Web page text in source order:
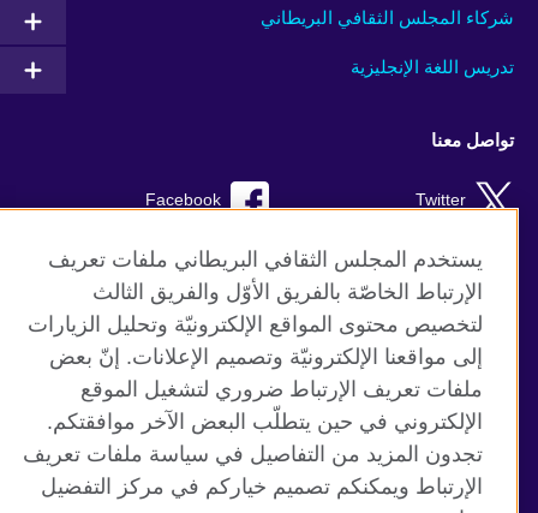
شركاء المجلس الثقافي البريطاني
تدريس اللغة الإنجليزية
تواصل معنا
Facebook Twitter
Instagram RSS
TikTok
موقع المجلس الثقافي البريطاني العالمي
الخصوصية وشروط الاستخدام
ملفات تعريف الإرتباط
يستخدم المجلس الثقافي البريطاني ملفات تعريف
الإرتباط الخاصّة بالفريق الأوّل والفريق الثالث
لتخصيص محتوى المواقع الإلكترونيّة وتحليل الزيارات
إلى مواقعنا الإلكترونيّة وتصميم الإعلانات. إنّ بعض
ملفات تعريف الإرتباط ضروري لتشغيل الموقع
الإلكتروني في حين يتطلّب البعض الآخر موافقتكم.
تجدون المزيد من التفاصيل في سياسة ملفات تعريف
الإرتباط ويمكنكم تصميم خياركم في مركز التفضيل